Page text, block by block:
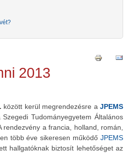
2013
között kerül megrendezésre aJPEMS
Tudományegyetem Általános
rendezvény a francia, holland, román,
több éve sikeresen működő JPEMS
hallgatóknak biztosít lehetőséget az